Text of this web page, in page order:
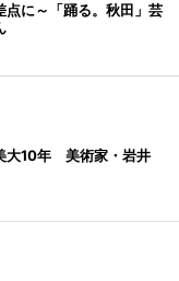
点に～「踊る。秋田」芸
大10年 美術家・岩井